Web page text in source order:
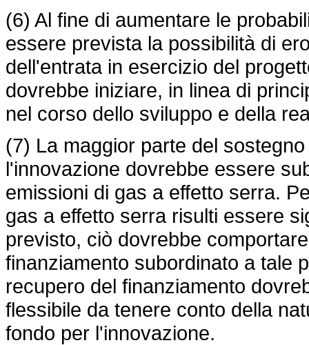
(6) Al fine di aumentare le
essere prevista la possibilità di
dell'entrata in esercizio del
dovrebbe iniziare, in linea di
nel corso dello sviluppo e della
(7) La maggior parte del
l'innovazione dovrebbe essere
emissioni di gas a effetto serra.
gas a effetto serra risulti essere
previsto, ciò dovrebbe
finanziamento subordinato a tale
recupero del finanziamento
flessibile da tenere conto della
fondo per l'innovazione.